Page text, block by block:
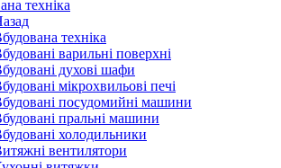
техніка
техніка
варильні поверхні
духові шафи
мікрохвильові печі
посудомийні машини
пральні машини
холодильники
вентилятори